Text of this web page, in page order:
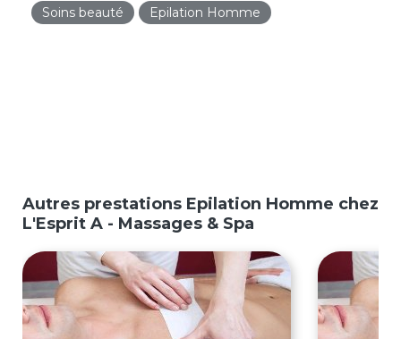
Soins beauté
Epilation Homme
Autres prestations Epilation Homme chez
L'Esprit A - Massages & Spa